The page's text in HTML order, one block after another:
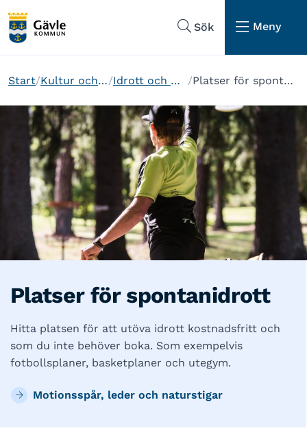
Sök
Meny
Start Kultur och fritid Idrott och motion Platser för spontanidrott
Platser för spontanidrott
Hitta platsen för att utöva idrott kostnadsfritt och
som du inte behöver boka. Som exempelvis
fotbollsplaner, basketplaner och utegym.
Motionsspår, leder och naturstigar